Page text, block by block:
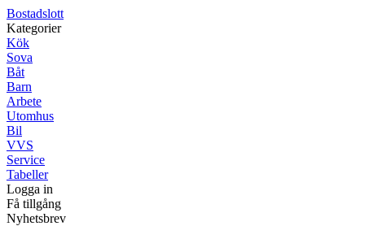
Bostadslott
Kategorier
Kök
Sova
Båt
Barn
Arbete
Utomhus
Bil
VVS
Service
Tabeller
Logga in
Få tillgång
Nyhetsbrev